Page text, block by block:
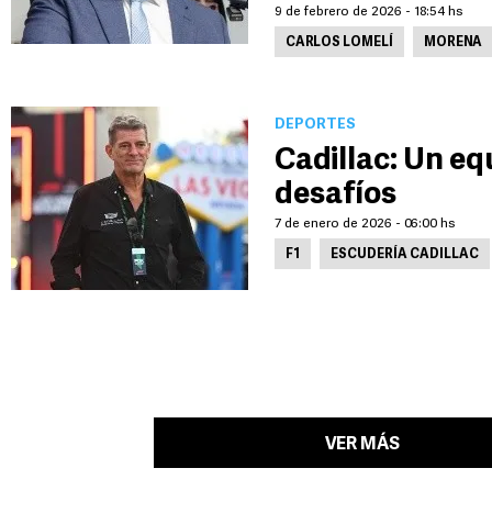
9 de febrero de 2026 - 18:54 hs
CARLOS LOMELÍ MORENA
DEPORTES
Cadillac: Un
desafíos
7 de enero de 2026 - 06:00 hs
F1 ESCUDERÍA CADILLAC
VER MÁS